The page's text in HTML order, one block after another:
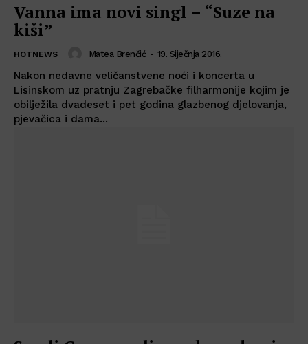
Vanna ima novi singl – “Suze na
kiši”
HOTNEWS Matea Brenčić - 19. Siječnja 2016.
Nakon nedavne veličanstvene noći i koncerta u
Lisinskom uz pratnju Zagrebačke filharmonije kojim je
obilježila dvadeset i pet godina glazbenog djelovanja,
pjevačica i dama...